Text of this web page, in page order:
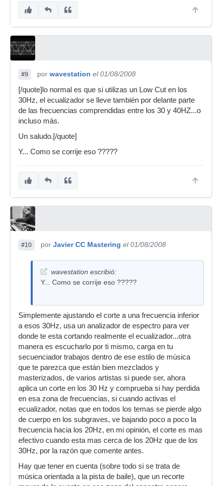
#9 por wavestation el 01/08/2008
[/quote]lo normal es que si utilizas un Low Cut en los
30Hz, el ecualizador se lleve también por delante parte
de las frecuencias comprendidas entre los 30 y 40HZ...o
incluso más.
Un saludo.[/quote]
Y... Como se corrije eso ?????
#10 por Javier CC Mastering el 01/08/2008
wavestation escribió:
Y... Como se corrije eso ?????
Simplemente ajustando el corte a una frecuencia inferior
a esos 30Hz, usa un analizador de espectro para ver
donde te esta cortando realmente el ecualizador...otra
manera es escucharlo por ti mismo, carga en tu
secuenciador trabajos dentro de ese estilo de música
que te parezca que están bien mezclados y
masterizados, de varios artistas si puede ser, ahora
aplica un corte en los 30 Hz y comprueba si hay perdida
en esa zona de frecuencias, si cuando activas el
ecualizador, notas que en todos los temas se pierde algo
de cuerpo en los subgraves, ve bajando poco a poco la
frecuencia hacia los 20Hz, en mi opinión, el corte es mas
efectivo cuando esta mas cerca de los 20Hz que de los
30Hz, por la razón que comente antes.
Hay que tener en cuenta (sobre todo si se trata de
música orientada a la pista de baile), que un recorte